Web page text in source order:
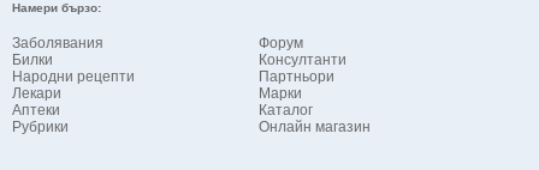
Намери бързо:
Заболявания
Билки
Народни рецепти
Лекари
Аптеки
Рубрики
Форум
Консултанти
Партньори
Марки
Каталог
Онлайн магазин